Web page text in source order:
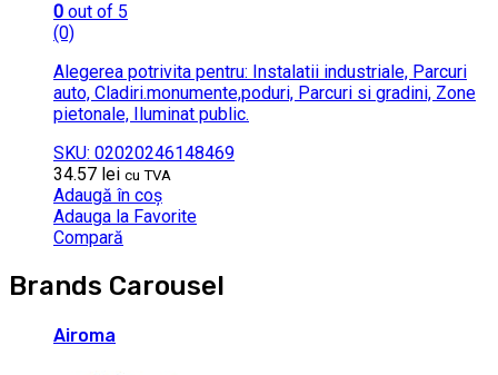
0 out of 5
(0)
Alegerea potrivita pentru: Instalatii industriale, Parcuri
auto, Cladiri.monumente,poduri, Parcuri si gradini, Zone
pietonale, Iluminat public.
SKU: 02020246148469
34.57 lei cu TVA
Adaugă în coș
Adauga la Favorite
Compară
Brands Carousel
Airoma